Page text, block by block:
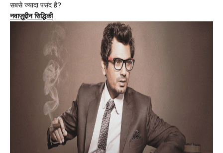
सबसे ज्यादा पसंद है?
नवाज़ुद्दीन सिद्धिकी